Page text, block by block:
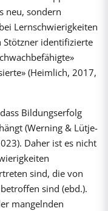
neu, sondern
Lernschwierigkeiten
Stötzner identifizierte
(Heimlich, 2017,
Bildungserfolg
(Werning & Lütje-
Daher ist es nicht
sind, die von
sind (ebd.).
mangelnden